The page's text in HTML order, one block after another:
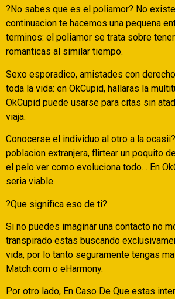
?No sabes que es el poliamor? No
continuacion te hacemos una pequena
terminos: el poliamor se trata sobre
romanticas al similar tiempo.
Sexo esporadico, amistades con
toda la vida: en OkCupid, hallaras la
OkCupid puede usarse para citas sin
viaja.
Conocerse el individuo al otro a la
poblacion extranjera, flirtear un poquito
el pelo ver como evoluciona todo… En
seri­a viable.
?Que significa eso de ti?
Si no puedes imaginar una contacto no
transpirado estas buscando
vida, por lo tanto seguramente tengas
Match.com o eHarmony.
Por otro lado, En Caso De Que estas